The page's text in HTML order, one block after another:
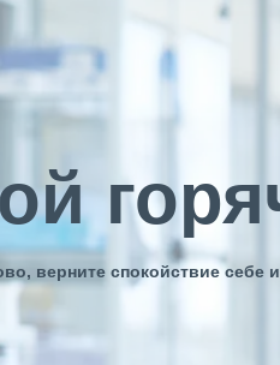
верните спокойствие себе